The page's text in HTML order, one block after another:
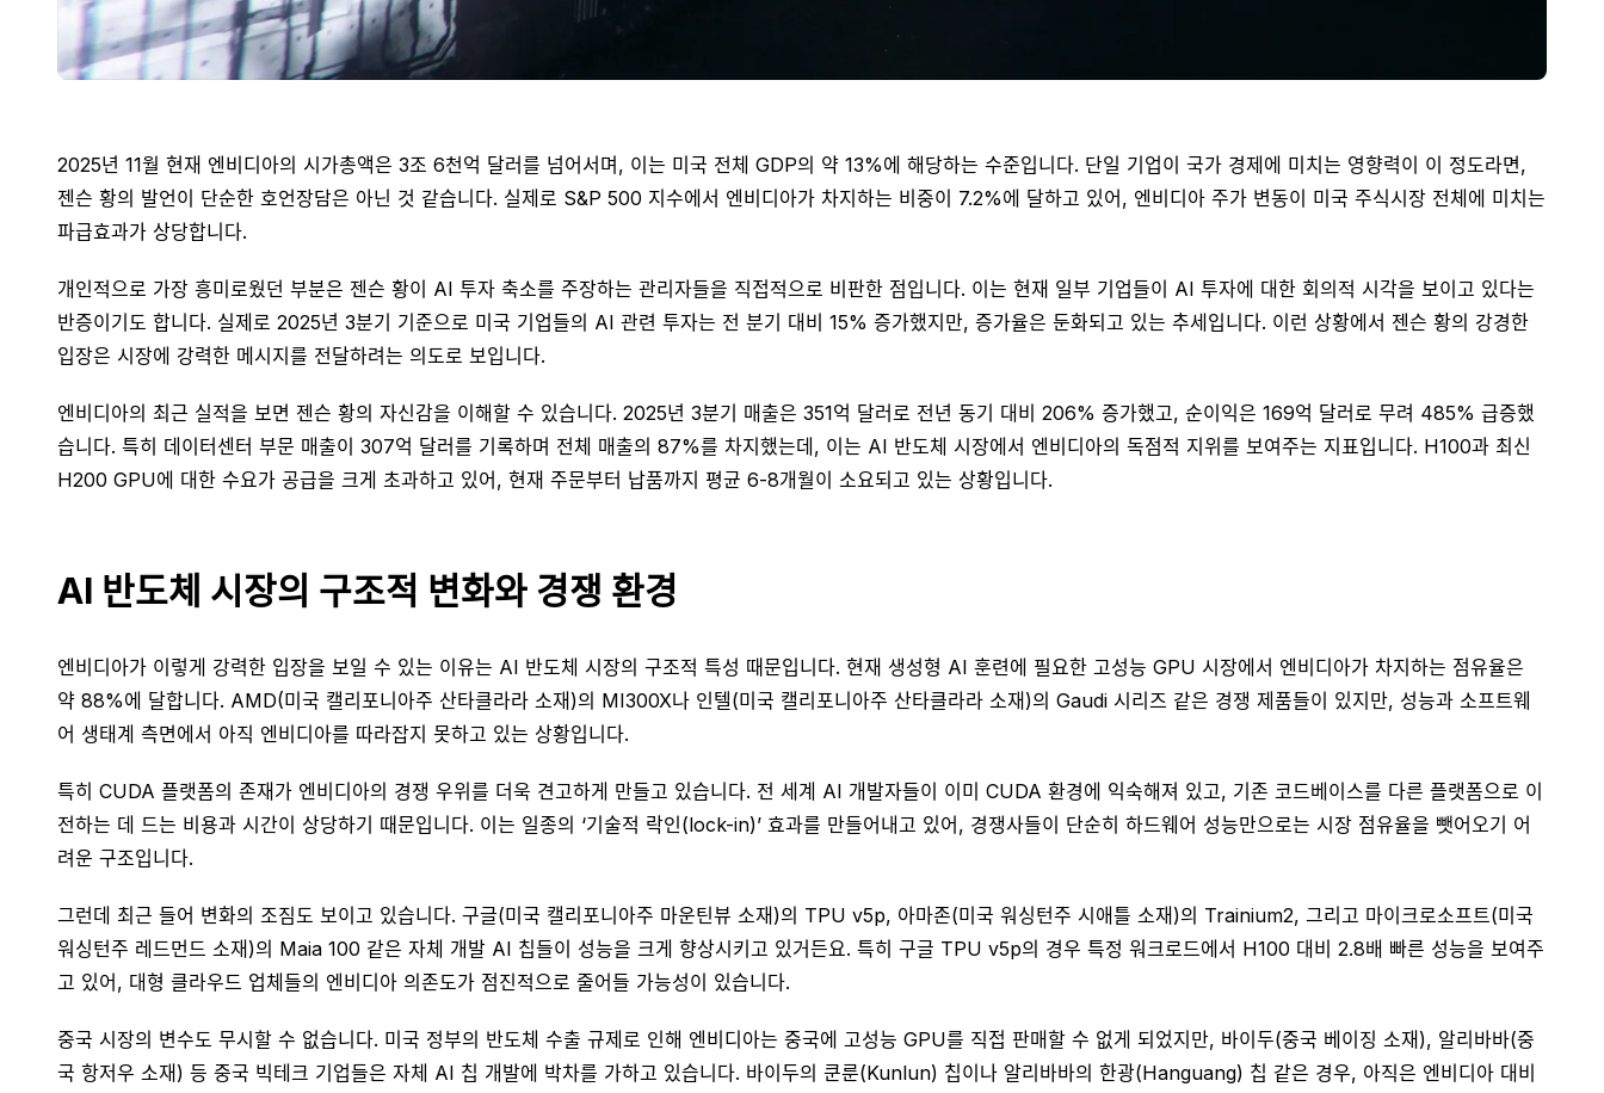
2025년 11월 현재 엔비디아의 시가총액은 3조 6천억 달러를 넘어서며, 이는 미국 전체 GDP의 약 13%에 해당하는 수준입니다. 단일 기업이 국가 경제에 미치는 영향력이 이 정도라면,
젠슨 황의 발언이 단순한 호언장담은 아닌 것 같습니다. 실제로 S&P 500 지수에서 엔비디아가 차지하는 비중이 7.2%에 달하고 있어, 엔비디아 주가 변동이 미국 주식시장 전체에 미치는
파급효과가 상당합니다.
개인적으로 가장 흥미로웠던 부분은 젠슨 황이 AI 투자 축소를 주장하는 관리자들을 직접적으로 비판한 점입니다. 이는 현재 일부 기업들이 AI 투자에 대한 회의적 시각을 보이고 있다는
반증이기도 합니다. 실제로 2025년 3분기 기준으로 미국 기업들의 AI 관련 투자는 전 분기 대비 15% 증가했지만, 증가율은 둔화되고 있는 추세입니다. 이런 상황에서 젠슨 황의 강경한
입장은 시장에 강력한 메시지를 전달하려는 의도로 보입니다.
엔비디아의 최근 실적을 보면 젠슨 황의 자신감을 이해할 수 있습니다. 2025년 3분기 매출은 351억 달러로 전년 동기 대비 206% 증가했고, 순이익은 169억 달러로 무려 485% 급증했
습니다. 특히 데이터센터 부문 매출이 307억 달러를 기록하며 전체 매출의 87%를 차지했는데, 이는 AI 반도체 시장에서 엔비디아의 독점적 지위를 보여주는 지표입니다. H100과 최신
H200 GPU에 대한 수요가 공급을 크게 초과하고 있어, 현재 주문부터 납품까지 평균 6-8개월이 소요되고 있는 상황입니다.
AI 반도체 시장의 구조적 변화와 경쟁 환경
엔비디아가 이렇게 강력한 입장을 보일 수 있는 이유는 AI 반도체 시장의 구조적 특성 때문입니다. 현재 생성형 AI 훈련에 필요한 고성능 GPU 시장에서 엔비디아가 차지하는 점유율은
약 88%에 달합니다. AMD(미국 캘리포니아주 산타클라라 소재)의 MI300X나 인텔(미국 캘리포니아주 산타클라라 소재)의 Gaudi 시리즈 같은 경쟁 제품들이 있지만, 성능과 소프트웨
어 생태계 측면에서 아직 엔비디아를 따라잡지 못하고 있는 상황입니다.
특히 CUDA 플랫폼의 존재가 엔비디아의 경쟁 우위를 더욱 견고하게 만들고 있습니다. 전 세계 AI 개발자들이 이미 CUDA 환경에 익숙해져 있고, 기존 코드베이스를 다른 플랫폼으로 이
전하는 데 드는 비용과 시간이 상당하기 때문입니다. 이는 일종의 ‘기술적 락인(lock-in)’ 효과를 만들어내고 있어, 경쟁사들이 단순히 하드웨어 성능만으로는 시장 점유율을 뺏어오기 어
려운 구조입니다.
그런데 최근 들어 변화의 조짐도 보이고 있습니다. 구글(미국 캘리포니아주 마운틴뷰 소재)의 TPU v5p, 아마존(미국 워싱턴주 시애틀 소재)의 Trainium2, 그리고 마이크로소프트(미국
워싱턴주 레드먼드 소재)의 Maia 100 같은 자체 개발 AI 칩들이 성능을 크게 향상시키고 있거든요. 특히 구글 TPU v5p의 경우 특정 워크로드에서 H100 대비 2.8배 빠른 성능을 보여주
고 있어, 대형 클라우드 업체들의 엔비디아 의존도가 점진적으로 줄어들 가능성이 있습니다.
중국 시장의 변수도 무시할 수 없습니다. 미국 정부의 반도체 수출 규제로 인해 엔비디아는 중국에 고성능 GPU를 직접 판매할 수 없게 되었지만, 바이두(중국 베이징 소재), 알리바바(중
국 항저우 소재) 등 중국 빅테크 기업들은 자체 AI 칩 개발에 박차를 가하고 있습니다. 바이두의 쿤룬(Kunlun) 칩이나 알리바바의 한광(Hanguang) 칩 같은 경우, 아직은 엔비디아 대비